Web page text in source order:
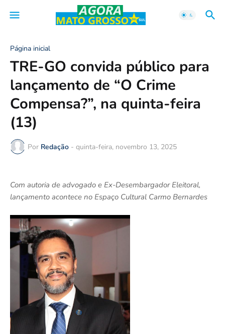
Página inicial
TRE-GO convida público para
lançamento de “O Crime
Compensa?”, na quinta-feira
(13)
Por Redação - quinta-feira, novembro 13, 2025
Com autoria de advogado e Ex-Desembargador Eleitoral,
lançamento acontece no Espaço Cultural Carmo Bernardes